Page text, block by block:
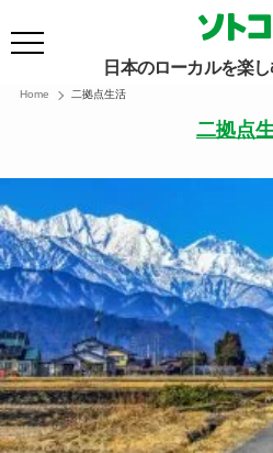
日本のローカルを楽
Home 二拠点生活
二拠点